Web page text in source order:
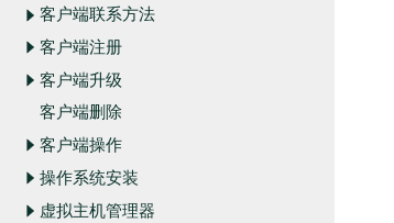
客户端联系方法
客户端注册
客户端升级
客户端删除
客户端操作
操作系统安装
虚拟主机管理器